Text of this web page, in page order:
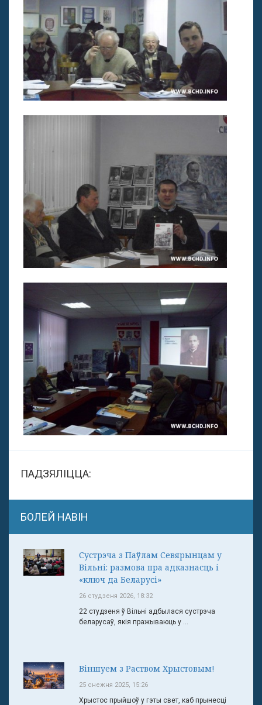
ПАДЗЯЛІЦЦА:
БОЛЕЙ НАВІН
Сустрэча з Паўлам Севярынцам у
Вільні: размова пра адказнасць і
«ключ да Беларусі»
26 студзеня 2026, 18:32
22 студзеня ў Вільні адбылася сустрэча
беларусаў, якія пражываюць у ...
Віншуем з Раством Хрыстовым!
25 снежня 2025, 15:26
Хрыстос прыйшоў у гэты свет, каб прынесці